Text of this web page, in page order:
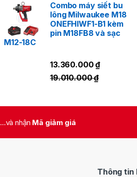
Combo máy siết bu
lông Milwaukee M18
ONEFHIWF1-B1 kèm
pin M18FB8 và sạc
M12-18C
13.360.000₫
19.010.000₫
...và nhận Mã giảm giá
Thông tin